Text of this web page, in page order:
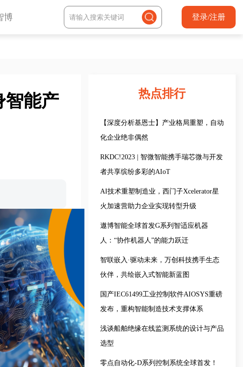
博 登录/注册
能产
热点排行
【深度分析基恩士】产业格局重塑，自动
化企业绝非偶然
RKDC!2023 | 智微智能携手瑞芯微与开发
者共享缤纷多彩的AIoT
AI技术重塑制造业，西门子Xcelerator星
火加速营助力企业实现转型升级
遨博智能全球首发G系列智适应机器
人：“协作机器人”的能力跃迁
智联嵌入·驱动未来，万创科技携手生态
伙伴，共绘嵌入式智能新蓝图
国产IEC61499工业控制软件AIOSYS重磅
发布，重构智能制造技术支撑体系
浅谈船舶绝缘在线监测系统的设计与产品
选型
零点自动化-D系列控制系统全球首发！